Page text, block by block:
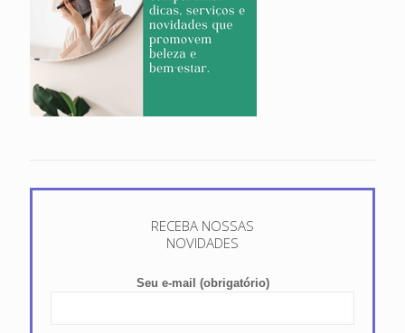
RECEBA NOSSAS
NOVIDADES
Seu e-mail (obrigatório)